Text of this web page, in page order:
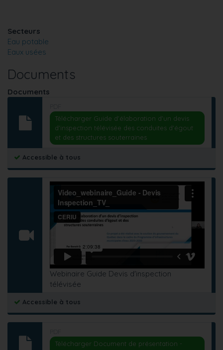
Secteurs
Eau potable
Eaux usées
Documents
Documents
Télécharger Guide d'élaboration d'un devis
d'inspection télévisée des conduites d'égout
et des structures souterraines
Accessible à tous
Webinaire Guide Devis d'inspection
télévisée
Accessible à tous
Télécharger Document de présentation -